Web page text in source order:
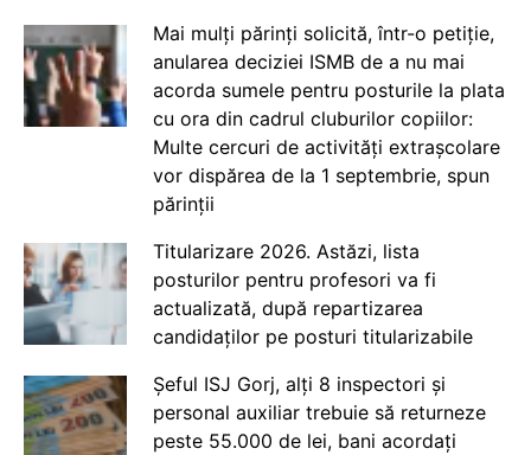
Mai mulți părinți solicită, într-o petiție,
anularea deciziei ISMB de a nu mai
acorda sumele pentru posturile la plata
cu ora din cadrul cluburilor copiilor:
Multe cercuri de activități extrașcolare
vor dispărea de la 1 septembrie, spun
părinții
Titularizare 2026. Astăzi, lista
posturilor pentru profesori va fi
actualizată, după repartizarea
candidaților pe posturi titularizabile
Șeful ISJ Gorj, alți 8 inspectori și
personal auxiliar trebuie să returneze
peste 55.000 de lei, bani acordați